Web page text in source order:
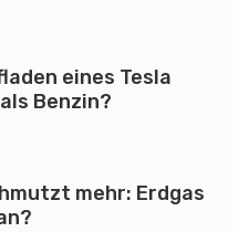
eines Tesla
Benzin?
mehr: Erdgas